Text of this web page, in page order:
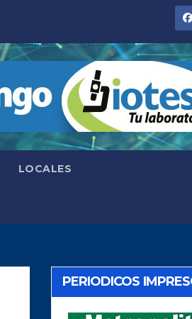
LOCALES
PERIODICOS